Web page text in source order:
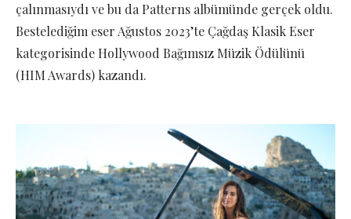
çalınmasıydı ve bu da Patterns albümünde gerçek oldu.
Bestelediğim eser Ağustos 2023’te Çağdaş Klasik Eser
kategorisinde Hollywood Bağımsız Müzik Ödülünü
(HIM Awards) kazandı.